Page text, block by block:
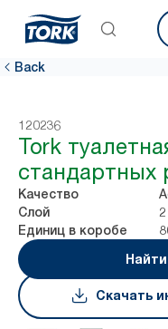
Back
120236
Tork
стандартных
Качество
Слой 2
Единиц в коробе
Скачать